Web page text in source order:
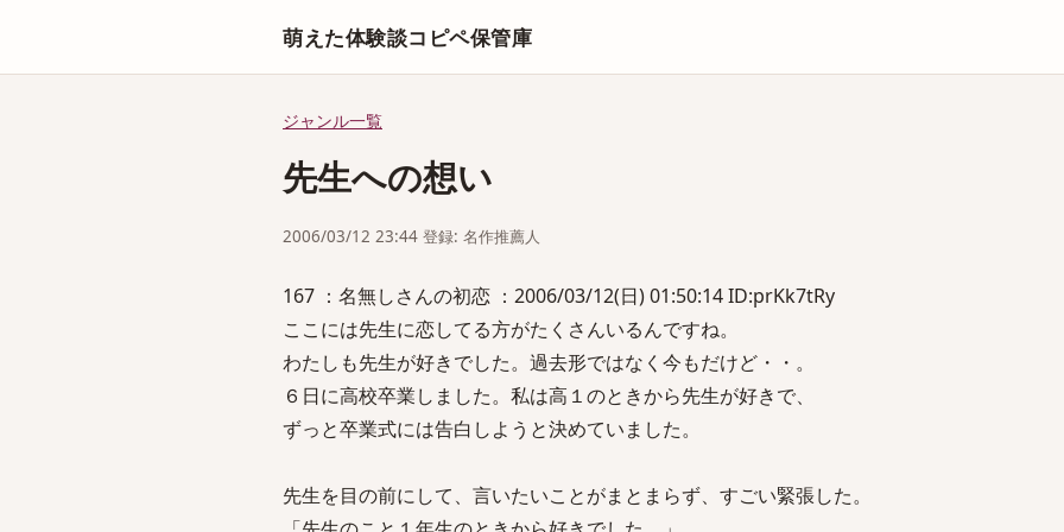
萌えた体験談コピペ保管庫
ジャンル一覧
先生への想い
2006/03/12 23:44 登録: 名作推薦人
167 ：名無しさんの初恋 ：2006/03/12(日) 01:50:14 ID:prKk7tRy
ここには先生に恋してる方がたくさんいるんですね。
わたしも先生が好きでした。過去形ではなく今もだけど・・。
６日に高校卒業しました。私は高１のときから先生が好きで、
ずっと卒業式には告白しようと決めていました。
先生を目の前にして、言いたいことがまとまらず、すごい緊張した。